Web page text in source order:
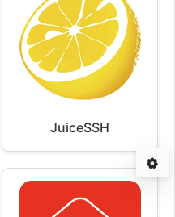
JuiceSSH